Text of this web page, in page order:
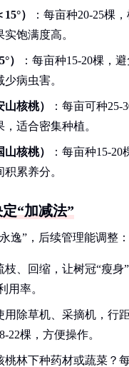
）
：每亩种20-25棵
饱满度高。
）
：每亩种15-20棵，
病虫害。
核桃）
：每亩可种25-
适合密集种植。
核桃）
：每亩种15-20
累养分。
“加减法”
逸”，后续管理能调整：
枝、回缩，让树冠“瘦身
用率。
用除草机、采摘机，行
22棵，方便操作。
桃林下种药材或蔬菜？